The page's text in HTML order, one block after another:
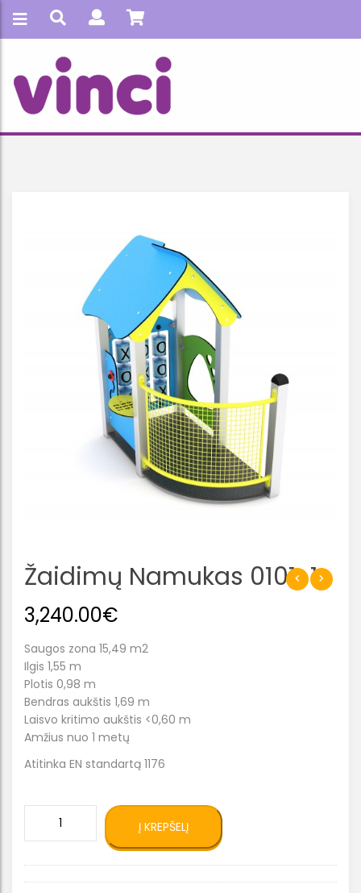
Žaidimų Namukas 0101-1
3,240.00€
Saugos zona 15,49 m2
Ilgis 1,55 m
Plotis 0,98 m
Bendras aukštis 1,69 m
Laisvo kritimo aukštis <0,60 m
Amžius nuo 1 metų
Atitinka EN standartą 1176
namukas
0101-
Į KREPŠELĮ